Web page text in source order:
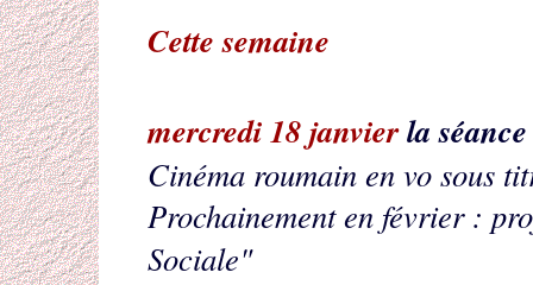
Cette semaine
mercredi 18 janvierla
Cinéma roumain en vo sous
Prochainement en février :
Sociale"